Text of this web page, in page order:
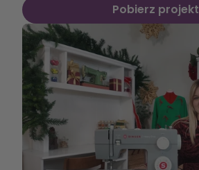
Pobierz projekt